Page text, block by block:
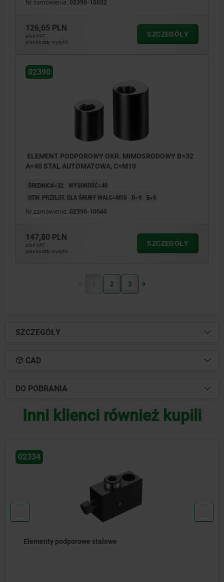
Nr zamówienia: 02390-10032
126,65 PLN
plus VAT
plus koszty wysyłki
SZCZEGÓŁY
02390
ELEMENT PODPOROWY OKR. MIMOSRODOWY B=32
A=40 STAL AUTOMATOWA, C=M10
ŚREDNICA=32 WYSOKOŚĆ=40
OTW. PRZELOT. DLA ŚRUBY WALC=M10
D=9 E=5
Nr zamówienia: 02390-10040
147,80 PLN
plus VAT
plus koszty wysyłki
SZCZEGÓŁY
1 2 3
SZCZEGÓŁY
CAD
DO POBRANIA
Inni klienci również kupili
Pryzmy pionowe z 2 otworami,